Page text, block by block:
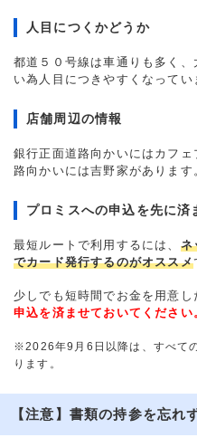
人目につくかどうか
都道５０号線は車通りも多く
い為人目につきやすくなってい
店舗周辺の情報
銀行正面道路向かいにはカフ
路向かいには吉野家があります
プロミスへの申込を先に済
最短ルートで利用するには、 ネ
でカード発行するのがオススメ
少しでも短時間でお金を用意し
申込を済ませておいてください
※2026年9月6日以降は、すべて
ります。
【注意】書類の持参を忘れ